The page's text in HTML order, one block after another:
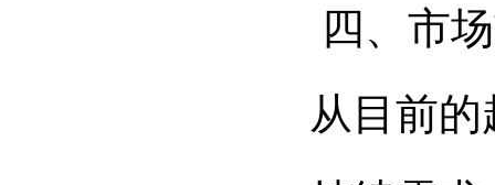
四、市
从目前